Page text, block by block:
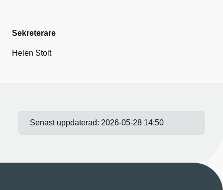
Sekreterare
Helen Stolt
Senast uppdaterad: 2026-05-28 14:50